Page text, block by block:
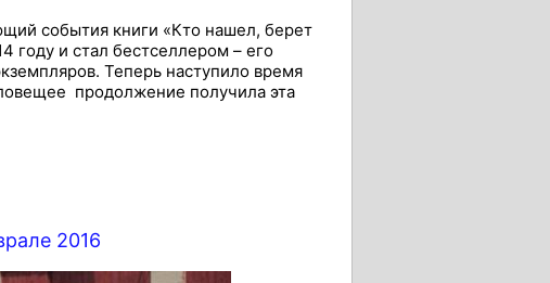
события книги «Кто нашел, берет
году и стал бестселлером – его
Теперь наступило время
продолжение получила эта
2016